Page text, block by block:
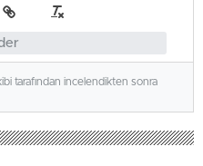
tarafından incelendikten sonra